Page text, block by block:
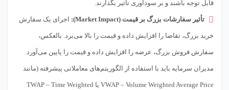
قابل توجه باشند و بر سودآوری تأثیر بگذارند.
تأثیر سفارشات بزرگ بر قیمت (Market Impact): اجرای یک سفارش
خرید بزرگ، تقاضا را افزایش داده و قیمت را بالا می‌برد. بالعکس،
سفارش فروش بزرگ، عرضه را افزایش داده و قیمت را پایین می‌آورد.
مدیران سرمایه باید با استفاده از الگوریتم‌های معاملاتی پیشرفته (مانند
VWAP – Volume Weighted Average Price یا TWAP – Time Weighted